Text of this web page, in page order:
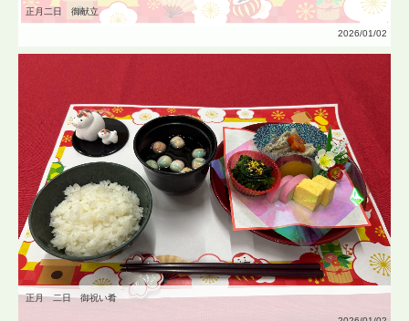
正月二日 御献立
2026/01/02
正月 二日 御祝い肴